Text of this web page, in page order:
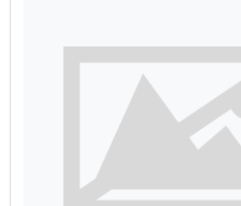
FILTRY A FILTRAČNÍ VLOŽKY
FILTRAČNÍ PAPÍR V ROLÍCH